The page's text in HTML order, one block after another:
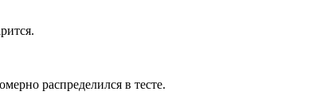
распределился в тесте.